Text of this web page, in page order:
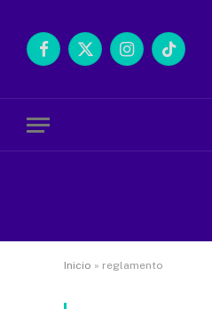
Facebook
X
InstagramTikTok
Inicio » reglamento